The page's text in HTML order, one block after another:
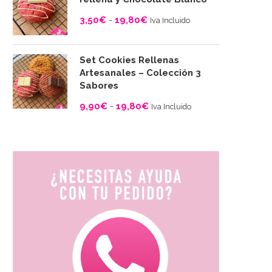
desde
3,50€
hasta
19,80€
3,50€ - 19,80€
Rango
precios:
desde
3,50€
hasta
Iva Incluido
Set Cookies Rellenas
Artesanales – Colección 3
Sabores
9,90€ - 19,80€
precios:
Iva Incluido